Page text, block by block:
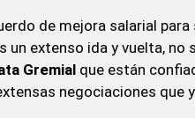
de mejora salarial
un extenso ida y vuelta, no
Gremial que están
negociaciones que